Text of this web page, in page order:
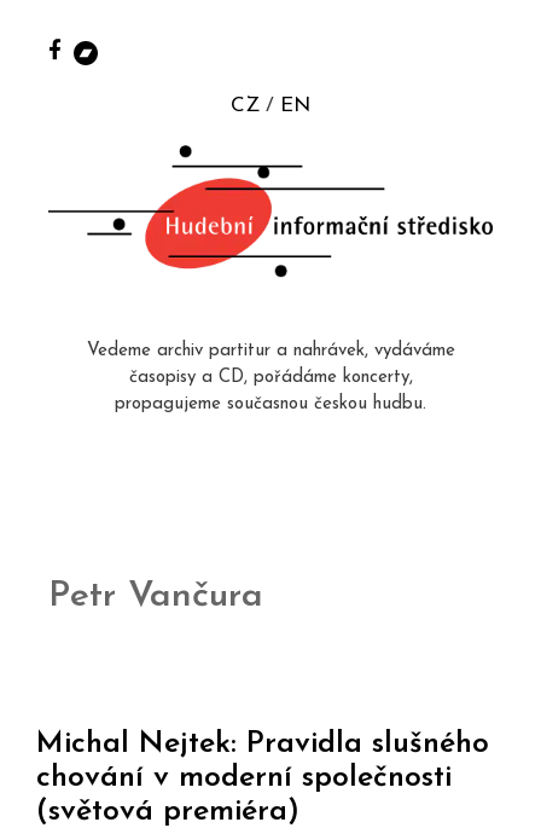
CZ EN
Vedeme archiv partitur a nahrávek, vydáváme
časopisy a CD, pořádáme koncerty,
propagujeme současnou českou hudbu.
Petr Vančura
Michal Nejtek: Pravidla slušného
chování v moderní společnosti
(světová premiéra)